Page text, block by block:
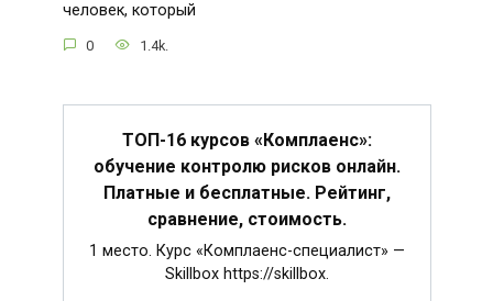
человек, который
0 1.4k.
ТОП-16 курсов «Комплаенс»:
обучение контролю рисков онлайн.
Платные и бесплатные. Рейтинг,
сравнение, стоимость.
1 место. Курс «Комплаенс-специалист» —
Skillbox https://skillbox.